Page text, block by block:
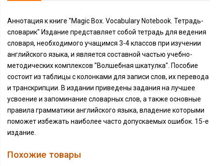
Аннотация к книге "Magic Box. Vocabulary Notebook. Тетрадь-
словарик" Издание представляет собой тетрадь для ведения
словаря, необходимого учащимся 3-4 классов при изучении
английского языка, и является составной частью учебно-
методических комплексов "Волшебная шкатулка". Пособие
состоит из таблицы с колонками для записи слов, их перевода
и транскрипции. В издании приведены задания на лучшее
усвоение и запоминание словарных слов, а также основные
правила грамматики английского языка, владение которыми
поможет избежать наиболее часто допускаемых ошибок. 15-е
издание.
Похожие товары